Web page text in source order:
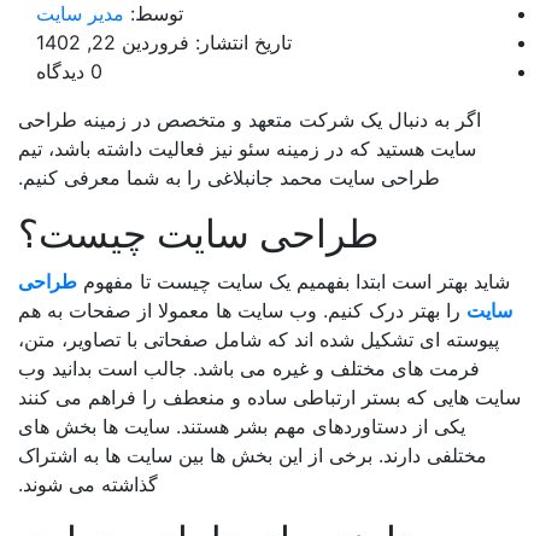
توسط:مدیر سایت
تاریخ انتشار: فروردین 22, 1402
اگر به دنبال یک شرکت متعهد و متخصص در زمینه طراحی
سایت هستید که در زمینه سئو نیز فعالیت داشته باشد، تیم
طراحی سایت محمد جانبلاغی را به شما معرفی کنیم.
طراحی سایت چیست؟
بهتر است ابتدا بفهمیم یک سایت چیست تا مفهومطراحی
را بهتر درک کنیم. وب سایت ها معمولا از صفحات به هم
پیوسته ای تشکیل شده اند که شامل صفحاتی با تصاویر، متن،
فرمت های مختلف و غیره می باشد. جالب است بدانید وب
هایی که بستر ارتباطی ساده و منعطف را فراهم می کنند
یکی از دستاوردهای مهم بشر هستند. سایت ها بخش های
مختلفی دارند. برخی از این بخش ها بین سایت ها به اشتراک
گذاشته می شوند.